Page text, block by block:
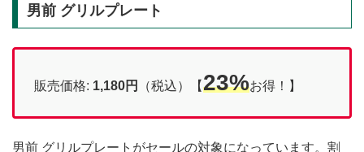
男前 グリルプレート
販売価格: 1,180円 （税込）【23%お得！】
男前 グリルプレートがセールの対象になっています。割